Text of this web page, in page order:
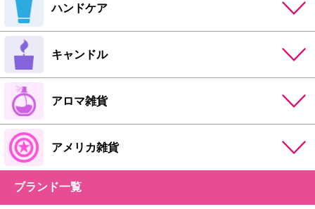
ハンドケア
キャンドル
アロマ雑貨
アメリカ雑貨
ブランド一覧